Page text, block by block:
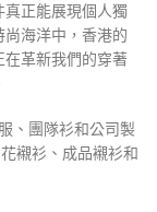
正能展現個人獨
海洋中，香港的
革新我們的穿著
、團隊衫和公司製
襯衫、成品襯衫和